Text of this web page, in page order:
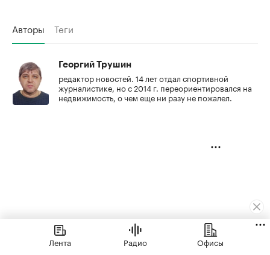
Авторы Теги
Георгий Трушин
редактор новостей. 14 лет отдал спортивной
журналистике, но с 2014 г. переориентировался на
недвижимость, о чем еще ни разу не пожалел.
Лента Радио Офисы